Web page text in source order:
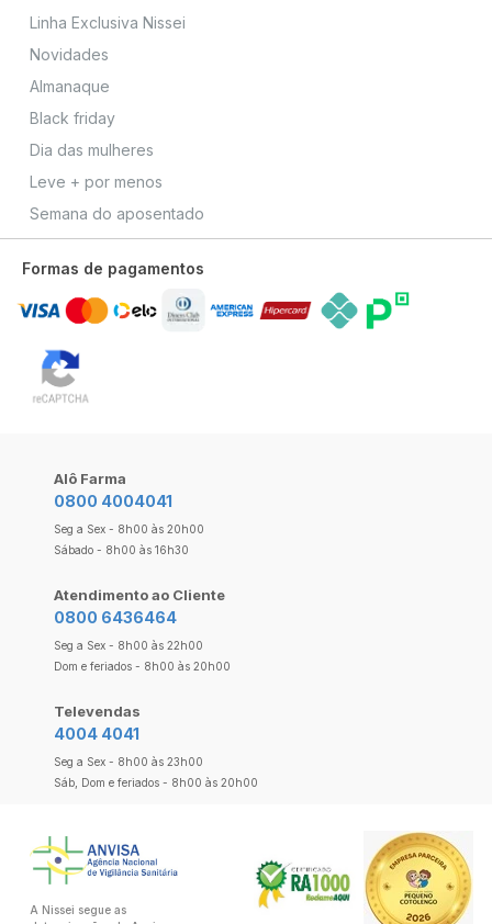
Linha Exclusiva Nissei
Novidades
Almanaque
Black friday
Dia das mulheres
Leve + por menos
Semana do aposentado
Formas de pagamentos
Alô Farma
0800 4004041
Seg a Sex - 8h00 às 20h00
Sábado - 8h00 às 16h30
Atendimento ao Cliente
0800 6436464
Seg a Sex - 8h00 às 22h00
Dom e feriados - 8h00 às 20h00
Televendas
4004 4041
Seg a Sex - 8h00 às 23h00
Sáb, Dom e feriados - 8h00 às 20h00
A Nissei segue as